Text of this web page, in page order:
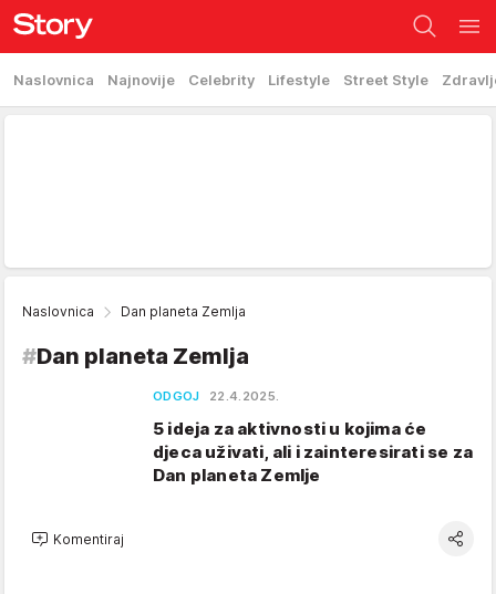
Naslovnica Najnovije Celebrity Lifestyle Street Style
Naslovnica Dan planeta Zemlja
#Dan planeta Zemlja
ODGOJ 22.4.2025.
5 ideja za aktivnosti u kojima će
djeca uživati, ali i zainteresirati se za
Dan planeta Zemlje
Komentiraj